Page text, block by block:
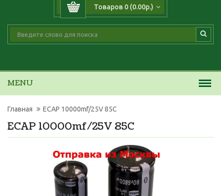
Товаров 0 (0.00р.)
MENU
ECAP 10000mf/25V 85C
Главная ECAP 10000mf/25V 85C